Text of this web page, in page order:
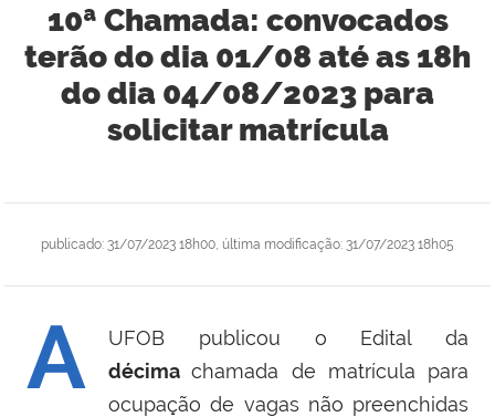
10ª Chamada: convocados
terão do dia 01/08 até as 18h
do dia 04/08/2023 para
solicitar matrícula
publicado: 31/07/2023 18h00 última modificação: 31/07/2023 18h05
A
UFOB publicou o Edital da
décimachamada de matrícula para
ocupação de vagas não preenchidas